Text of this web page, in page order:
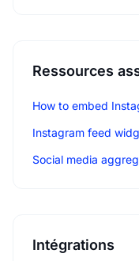
Ressources
How to embed
Instagram feed
Social media
Intégrations